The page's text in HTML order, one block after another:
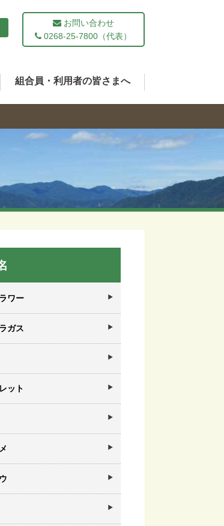
お問い合わせ
0268-25-7800（代表）
組合員・利用者の皆さまへ
ワー
ガス
ット